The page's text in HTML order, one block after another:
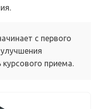
с первого
приема.